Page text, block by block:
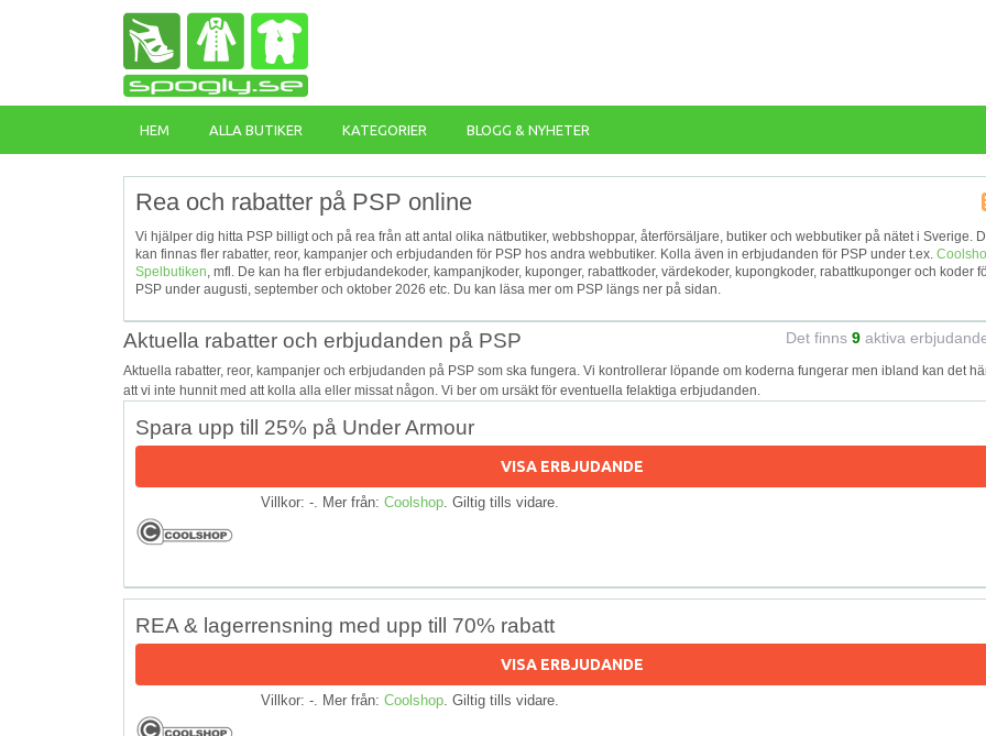
HEM ALLA BUTIKER KATEGORIER BLOGG & NYHETER
Rea och rabatter på PSP online
Vi hjälper dig hitta PSP billigt och på rea från att antal olika nätbutiker, webbshoppar, återförsäljare, butiker och webbutiker på nätet i Sverige.
kan finnas fler rabatter, reor, kampanjer och erbjudanden för PSP hos andra webbutiker. Kolla även in erbjudanden för PSP under t.ex.
Spelbutiken, mfl. De kan ha fler erbjudandekoder, kampanjkoder, kuponger, rabattkoder, värdekoder, kupongkoder, rabattkuponger och koder
PSP under augusti, september och oktober 2026 etc. Du kan läsa mer om PSP längs ner på sidan.
Aktuella rabatter och erbjudanden på PSP Det finns 9 aktiva
Aktuella rabatter, reor, kampanjer och erbjudanden på PSP som ska fungera. Vi kontrollerar löpande om koderna fungerar men ibland kan det
att vi inte hunnit med att kolla alla eller missat någon. Vi ber om ursäkt för eventuella felaktiga erbjudanden.
Spara upp till 25% på Under Armour
VISA ERBJUDANDE
Villkor: -. Mer från: Coolshop . Giltig tills vidare.
REA & lagerrensning med upp till 70% rabatt
VISA ERBJUDANDE
Villkor: -. Mer från: Coolshop . Giltig tills vidare.